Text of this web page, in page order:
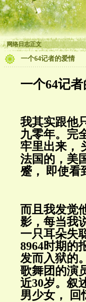
网络日志正文
一个64记者的爱情
一个64记
我其实跟他
九零年。完
牢里出来，
法国的， 美
蹙， 即使看
而且我发觉
影， 每当我
一只耳朵失
8964时期的
发而入狱的。
歌舞团的演
近30岁。叙
男少女， 回